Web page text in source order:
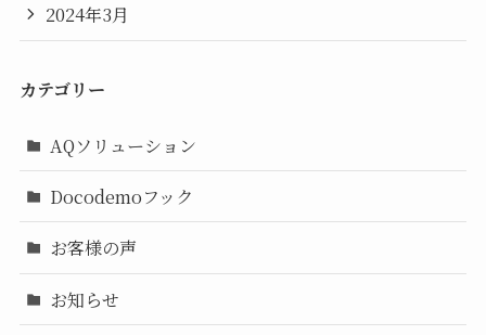
2024年3月
カテゴリー
AQソリューション
Docodemoフック
お客様の声
お知らせ